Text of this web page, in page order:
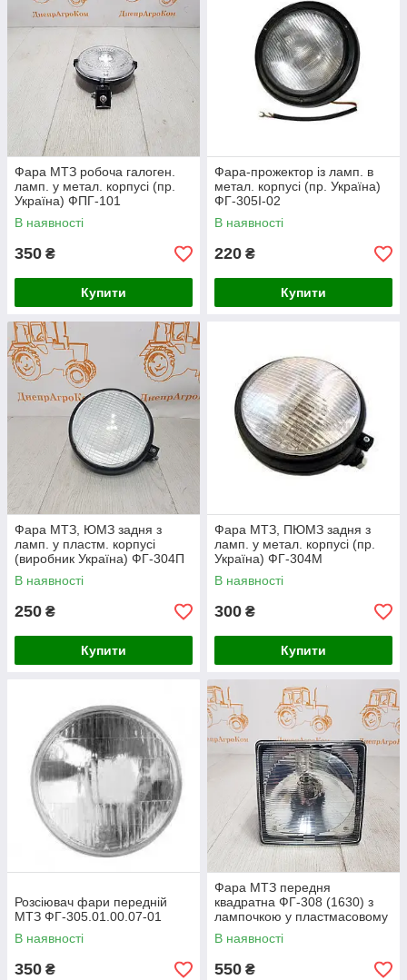
Фара МТЗ робоча галоген.
ламп. у метал. корпусі (пр.
Україна) ФПГ-101
В наявності
350 ₴
Купити
Фара-прожектор із ламп. в
метал. корпусі (пр. Україна)
ФГ-305І-02
В наявності
220 ₴
Купити
Фара МТЗ, ЮМЗ задня з
ламп. у пластм. корпусі
(виробник Україна) ФГ-304П
В наявності
250 ₴
Купити
Фара МТЗ, ПЮМЗ задня з
ламп. у метал. корпусі (пр.
Україна) ФГ-304М
В наявності
300 ₴
Купити
Розсіювач фари передній
МТЗ ФГ-305.01.00.07-01
В наявності
350 ₴
Фара МТЗ передня
квадратна ФГ-308 (1630) з
лампочкою у пластмасовому
корпусі (пр-во Україна)
В наявності
550 ₴